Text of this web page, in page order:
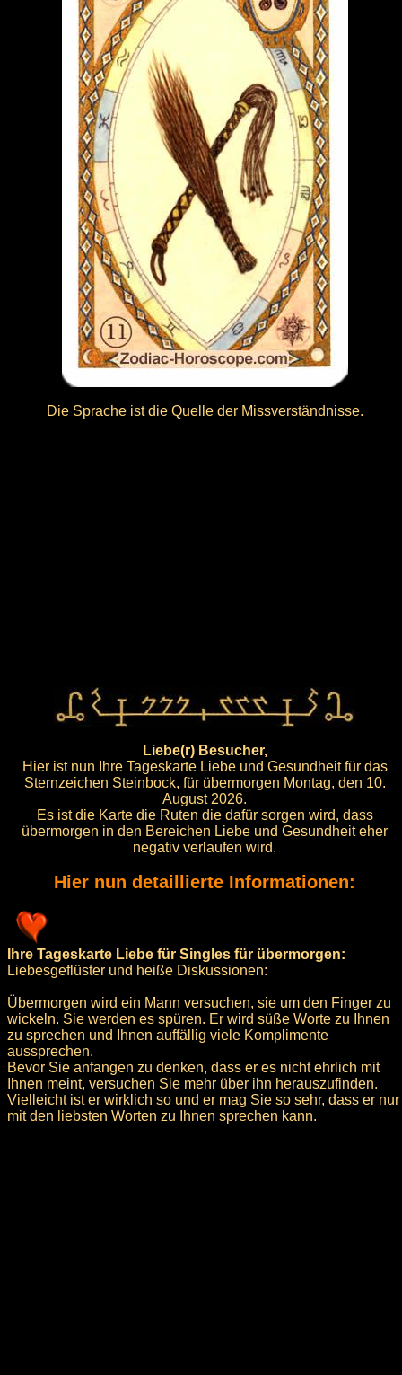
Die Sprache ist die Quelle der Missverständnisse.
Liebe(r) Besucher,
Hier ist nun Ihre Tageskarte Liebe und Gesundheit für das
Sternzeichen Steinbock, für übermorgen Montag, den 10.
August 2026.
Es ist die Karte die Ruten die dafür sorgen wird, dass
übermorgen in den Bereichen Liebe und Gesundheit eher
negativ verlaufen wird.
Hier nun detaillierte Informationen:
Ihre Tageskarte Liebe für Singles für übermorgen:
Liebesgeflüster und heiße Diskussionen:
Übermorgen wird ein Mann versuchen, sie um den Finger zu
wickeln. Sie werden es spüren. Er wird süße Worte zu Ihnen
zu sprechen und Ihnen auffällig viele Komplimente
aussprechen.
Bevor Sie anfangen zu denken, dass er es nicht ehrlich mit
Ihnen meint, versuchen Sie mehr über ihn herauszufinden.
Vielleicht ist er wirklich so und er mag Sie so sehr, dass er nur
mit den liebsten Worten zu Ihnen sprechen kann.